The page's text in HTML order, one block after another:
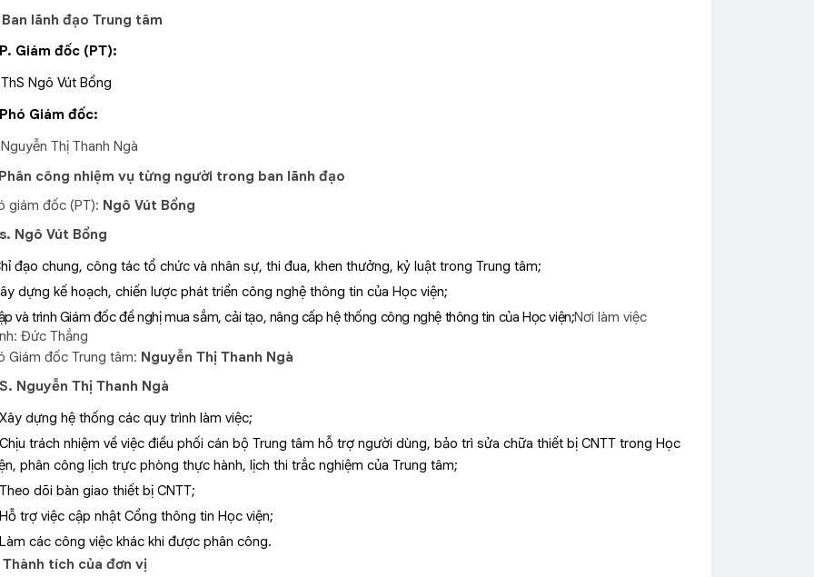
Ban lãnh đạo Trung tâm
Giám đốc (PT):
Ngô Vút Bổng
Giám đốc:
Nguyễn Thị Thanh Ngà
công nhiệm vụ từng người trong ban lãnh đạo
giám đốc (PT): Ngô Vút Bổng
Ngô Vút Bổng
đạo chung, công tác tổ chức và nhân sự, thi đua, khen thưởng, kỷ luật trong Trung tâm;
dựng kế hoạch, chiến lược phát triển công nghệ thông tin của Học viện;
và trình Giám đốc đề nghị mua sắm, cải tạo, nâng cấp hệ thống công nghệ thông tin của Học viện;Nơi làm việc
Đức Thắng
Giám đốc Trung tâm: Nguyễn Thị Thanh Ngà
Nguyễn Thị Thanh Ngà
dựng hệ thống các quy trình làm việc;
trách nhiệm về việc điều phối cán bộ Trung tâm hỗ trợ người dùng, bảo trì sửa chữa thiết bị CNTT trong Học
phân công lịch trực phòng thực hành, lịch thi trắc nghiệm của Trung tâm;
dõi bàn giao thiết bị CNTT;
trợ việc cập nhật Cổng thông tin Học viện;
các công việc khác khi được phân công.
Thành tích của đơn vị